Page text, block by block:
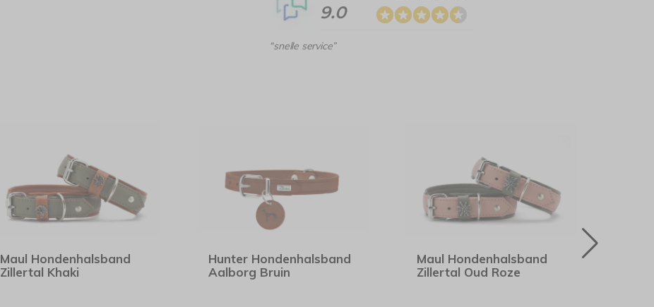
9.0
“snelle service”
Maul Hondenhalsband
Zillertal Khaki
Hunter Hondenhalsband
Aalborg Bruin
Maul Hondenhalsband
Zillertal Oud Roze